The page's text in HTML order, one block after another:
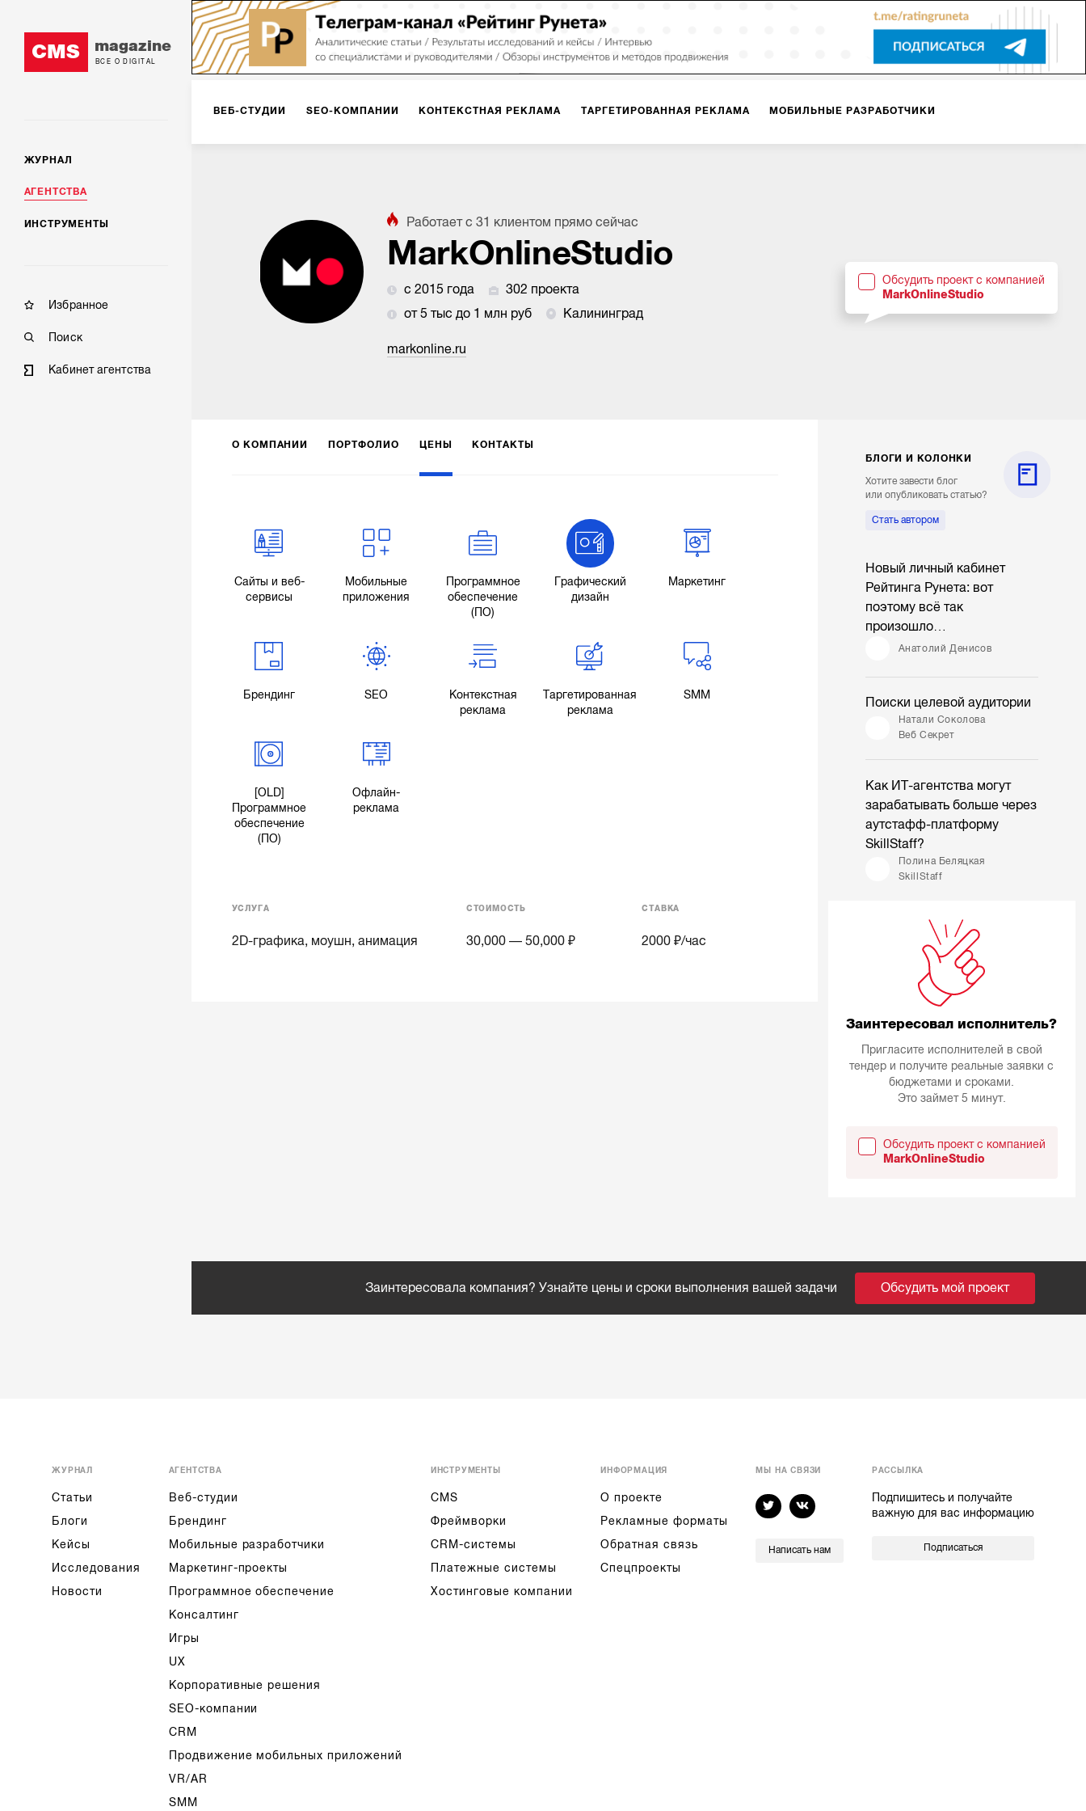
CMS magazine
ВСЕ О DIGITAL
ЖУРНАЛ
АГЕНТСТВА
ИНСТРУМЕНТЫ
Избранное
Поиск
Кабинет агентства
ВЕБ-СТУДИИ SEO-КОМПАНИИ КОНТЕКСТНАЯ РЕКЛАМА ТАРГЕТИРОВАННАЯ РЕКЛАМА МОБИЛЬНЫЕ РАЗРАБОТЧИКИ
РЕКЛАМА НА ИНТЕРНЕТ-ПЛОЩАДКАХ РАБОТА С МАРКЕТПЛЕЙСАМИ ФОТО
КОНСАЛТИНГ
Работает с31 клиентом прямо сейчас
MarkOnlineStudio
с 2015 года
302 проекта
от 5 тыс до 1 млн руб
Калининград
markonline.ru
Обсудить проект с компанией
MarkOnlineStudio
О КОМПАНИИ ПОРТФОЛИО ЦЕНЫ КОНТАКТЫ
Сайты и веб-
сервисы
Мобильные
приложения
Программное
обеспечение
(ПО)
Графический
дизайн
Маркетинг
Брендинг SEO
Контекстная
реклама
Таргетированная
реклама
SMM
[OLD]
Программное
обеспечение
(ПО)
Офлайн-
реклама
УСЛУГА СТОИМОСТЬ СТАВКА
2D-графика, моушн, анимация 30,000 — 50,000 ₽ 2000 ₽/час
БЛОГИ И КОЛОНКИ
Хотите завести блог
или опубликовать статью?
Стать автором
Новый личный кабинет
Рейтинга Рунета: вот
поэтому всё так
произошло…
Анатолий Денисов
Поиски целевой аудитории
Натали Соколова
Веб Секрет
Как ИТ-агентства могут
зарабатывать больше через
аутстафф-платформу
SkillStaff?
Полина Беляцкая
SkillStaff
Заинтересовал исполнитель?
Пригласите исполнителей в свой
тендер и получите реальные заявки с
бюджетами и сроками.
Это займет 5 минут.
Обсудить проект с компанией
MarkOnlineStudio
Заинтересовала компания? Узнайте цены и сроки выполнения вашей задачи Обсудить мой проект
ЖУРНАЛ
Статьи
Блоги
Кейсы
Исследования
Новости
АГЕНТСТВА
Веб-студии
Брендинг
Мобильные разработчики
Маркетинг-проекты
Программное обеспечение
Консалтинг
Игры
UX
Корпоративные решения
SEO-компании
CRM
Продвижение мобильных приложений
VR/AR
SMM
ИНСТРУМЕНТЫ
CMS
Фреймворки
CRM-системы
Платежные системы
Хостинговые компании
ИНФОРМАЦИЯ
О проекте
Рекламные форматы
Обратная связь
Спецпроекты
МЫ НА СВЯЗИ
Написать нам
РАССЫЛКА
Подпишитесь и получайте
важную для вас информацию
Подписаться